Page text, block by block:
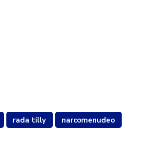
rada tilly
narcomenudeo